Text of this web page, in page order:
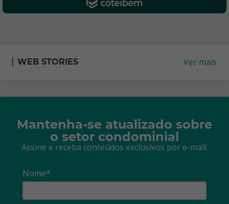
WEB STORIES Ver mais
Mantenha-se atualizado sobre
o setor condominial
Assine e receba conteúdos exclusivos por e-mail:
Nome*